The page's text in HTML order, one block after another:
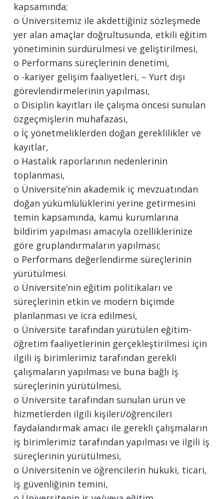
kapsamında;
o Üniversitemiz ile akdettiğiniz sözleşmede
yer alan amaçlar doğrultusunda, etkili eğitim
yönetiminin sürdürülmesi ve geliştirilmesi,
o Performans süreçlerinin denetimi,
o -kariyer gelişim faaliyetleri, – Yurt dışı
görevlendirmelerinin yapılması,
o Disiplin kayıtları ile çalışma öncesi sunulan
özgeçmişlerin muhafazası,
o İç yönetmeliklerden doğan gereklilikler ve
kayıtlar,
o Hastalık raporlarının nedenlerinin
toplanması,
o Üniversite’nin akademik iç mevzuatından
doğan yükümlülüklerini yerine getirmesini
temin kapsamında, kamu kurumlarına
bildirim yapılması amacıyla özelliklerinize
göre gruplandırmaların yapılması;
o Performans değerlendirme süreçlerinin
yürütülmesi.
o Üniversite’nin eğitim politikaları ve
süreçlerinin etkin ve modern biçimde
planlanması ve icra edilmesi,
o Üniversite tarafından yürütülen eğitim-
öğretim faaliyetlerinin gerçekleştirilmesi için
ilgili iş birimlerimiz tarafından gerekli
çalışmaların yapılması ve buna bağlı iş
süreçlerinin yürütülmesi,
o Üniversite tarafından sunulan ürün ve
hizmetlerden ilgili kişileri/öğrencileri
faydalandırmak amacı ile gerekli çalışmaların
iş birimlerimiz tarafından yapılması ve ilgili iş
süreçlerinin yürütülmesi,
o Üniversitenin ve öğrencilerin hukuki, ticari,
iş güvenliğinin temini,